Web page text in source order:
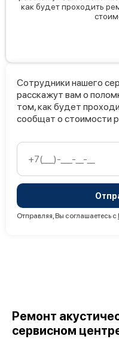
как будет проходить
Сотрудники нашего
расскажут вам о
том, как будет
сообщат о стоимости
Отправляя, Вы соглашаетесь с
Ремонт
сервисном